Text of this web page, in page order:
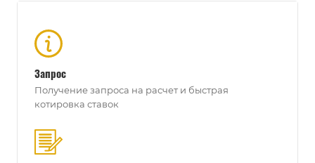
Запрос
Получение запроса на расчет и быстрая
котировка ставок